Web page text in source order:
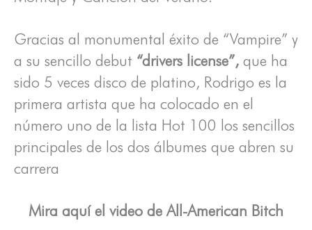
Gracias al monumental éxito de “Vampire” y
a su sencillo debut “drivers license”, que ha
sido 5 veces disco de platino, Rodrigo es la
primera artista que ha colocado en el
número uno de la lista Hot 100 los sencillos
principales de los dos álbumes que abren su
carrera
Mira aquí el video de All-American Bitch